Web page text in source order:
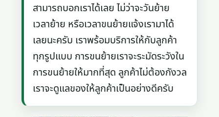
สามารถบอกเราได้เลย ไม่ว่าจะวันย้าย
เวลาย้าย หรือเวลาขนย้ายแจ้งเรามาได้
เลยนะครับ เราพร้อมบริการให้กับลูกค้า
ทุกรูปแบบ การขนย้ายเราจะระมัดระวังใน
การขนย้ายให้มากที่สุด ลูกค้าไม่ต้องกังวล
เราจะดูแลของให้ลูกค้าเป็นอย่างดีครับ